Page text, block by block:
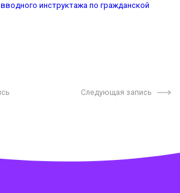
инструктажа по гражданской
Следующая запись